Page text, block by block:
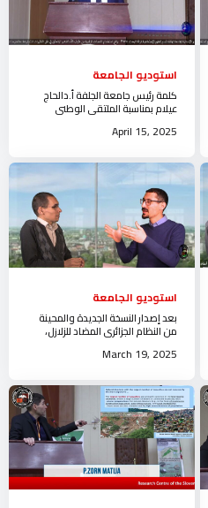
استوديو الجامعة
كلمة رئيس جامعة الجلفة أ.دالحاج
عيلام بمناسبة الملتقى الوطني
الرقمنة في خدمة البحث العلمي في
الجزائر
April 15, 2025
استوديو الجامعة
بعد إصدار النسخة الجديدة والمحينة
من النظام الجزائري المضاد للزلازل،
تنظم جامعة الجلفة لشرح القانون
March 19, 2025